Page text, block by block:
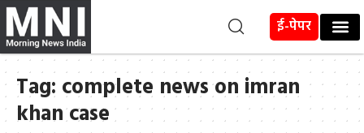
ई-पेपर
Tag: complete news on imran
khan case